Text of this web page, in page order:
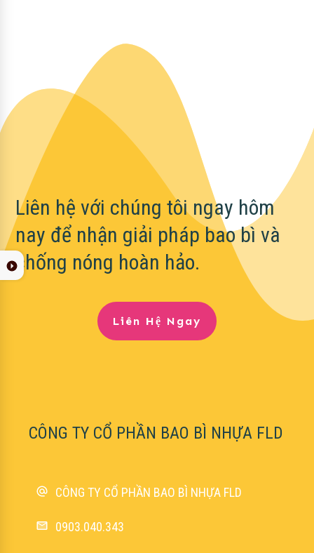
Liên hệ với chúng tôi ngay hôm
nay để nhận giải pháp bao bì và
chống nóng hoàn hảo.
Liên Hệ Ngay
CÔNG TY CỔ PHẦN BAO BÌ NHỰA FLD
CÔNG TY CỔ PHẦN BAO BÌ NHỰA FLD
0903.040.343